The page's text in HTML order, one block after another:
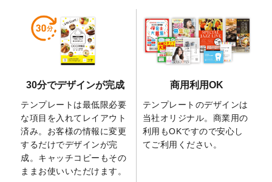
暑中見舞いのデザインテンプレート
しました。
2026/5/28
【新商品】マグネットステッカーが作成で
きるようになりました！
の全4ステップを解説！」を公開いたしまし
た。
2026/4/23
コラム「 画像の配置・差し替え・トリミン
グ」「テンプレート間でパーツを流用する
方法」を公開いたしました。
2026/4/21
アクリルキーホルダーのデザインテンプレ
ート を追加いたしました。
30分でデザインが完成
テンプレートは最低限必要
な項目を入れてレイアウト
済み。お客様の情報に変更
するだけでデザインが完
成。キャッチコピーもその
ままお使いいただけます。
商用利用OK
テンプレートのデザインは
当社オリジナル。商業用の
利用もOKですので安心し
てご利用ください。